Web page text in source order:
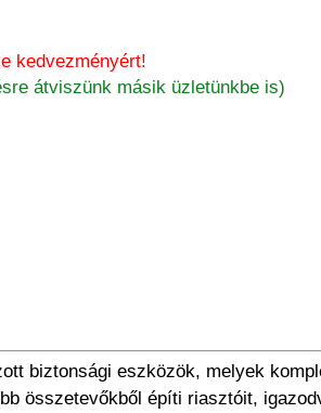
kedvezményért!
átviszünk másik üzletünkbe is)
biztonsági eszközök, melyek
összetevőkből építi riasztóit,